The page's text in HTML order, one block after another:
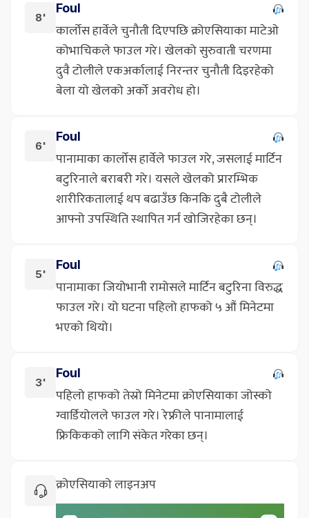
8'
Foul
कार्लोस हार्वेले चुनौती दिएपछि क्रोएसियाका माटेओ
कोभाचिकले फाउल गरे। खेलको सुरुवाती चरणमा
दुवै टोलीले एकअर्कालाई निरन्तर चुनौती दिइरहेको
बेला यो खेलको अर्को अवरोध हो।
6'
Foul
पानामाका कार्लोस हार्वेले फाउल गरे, जसलाई मार्टिन
बटुरिनाले बराबरी गरे। यसले खेलको प्रारम्भिक
शारीरिकतालाई थप बढाउँछ किनकि दुबै टोलीले
आफ्नो उपस्थिति स्थापित गर्न खोजिरहेका छन्।
5'
Foul
पानामाका जियोभानी रामोसले मार्टिन बटुरिना विरुद्ध
फाउल गरे। यो घटना पहिलो हाफको ५ औं मिनेटमा
भएको थियो।
3'
Foul
पहिलो हाफको तेस्रो मिनेटमा क्रोएसियाका जोस्को
ग्वार्डियोलले फाउल गरे। रेफ्रीले पानामालाई
फ्रिकिकको लागि संकेत गरेका छन्।
क्रोएसियाको लाइनअप